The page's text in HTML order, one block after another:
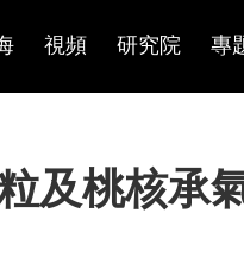
視頻 研究院 專
及桃核承